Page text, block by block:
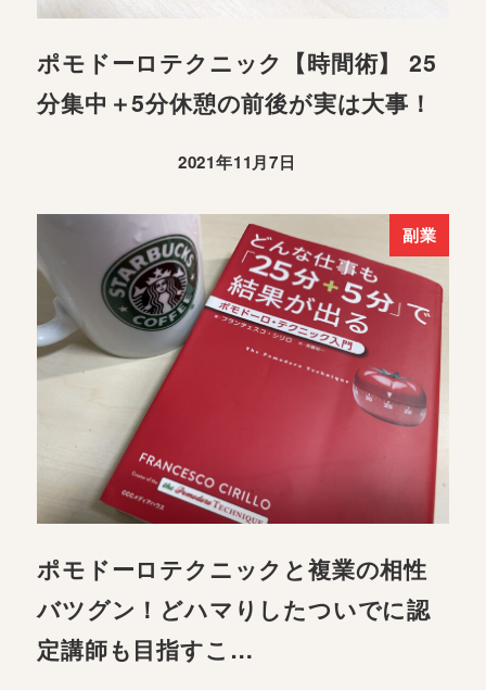
ポモドーロテクニック【時間術】 25
分集中＋5分休憩の前後が実は大事！
2021年11月7日
副業
ポモドーロテクニックと複業の相性
バツグン！どハマりしたついでに認
定講師も目指すこ…